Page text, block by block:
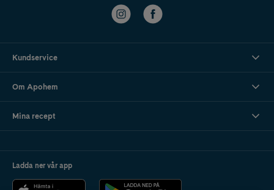
Kundservice
Om Apohem
Mina recept
Ladda ner vår app